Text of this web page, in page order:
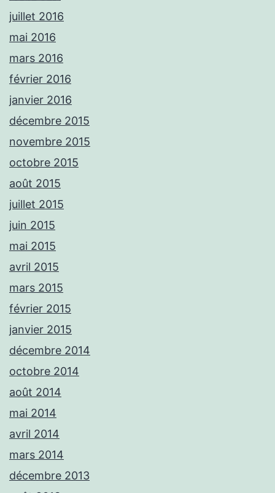
juillet 2016
mai 2016
mars 2016
février 2016
janvier 2016
décembre 2015
novembre 2015
octobre 2015
août 2015
juillet 2015
juin 2015
mai 2015
avril 2015
mars 2015
février 2015
janvier 2015
décembre 2014
octobre 2014
août 2014
mai 2014
avril 2014
mars 2014
décembre 2013